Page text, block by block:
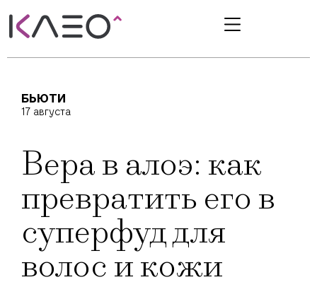
БЬЮТИ
17 августа
Вера в алоэ: как
превратить его в
суперфуд для
волос и кожи